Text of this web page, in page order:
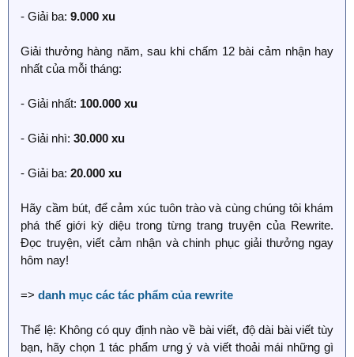
- Giải ba: 9.000 xu
Giải thưởng hàng năm, sau khi chấm 12 bài cảm nhận hay
nhất của mỗi tháng:
- Giải nhất: 100.000 xu
- Giải nhì: 30.000 xu
- Giải ba: 20.000 xu
Hãy cầm bút, để cảm xúc tuôn trào và cùng chúng tôi khám
phá thế giới kỳ diệu trong từng trang truyện của Rewrite.
Đọc truyện, viết cảm nhận và chinh phục giải thưởng ngay
hôm nay!
=> danh mục các tác phẩm của rewrite
Thể lệ: Không có quy định nào về bài viết, độ dài bài viết tùy
bạn, hãy chọn 1 tác phẩm ưng ý và viết thoải mái những gì